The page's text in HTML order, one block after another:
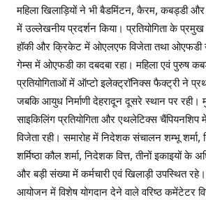
महिला खिलाड़ियों ने भी बैडमिंटन, कैरम, कबड्डी
में उल्लेखनीय प्रदर्शन किया। प्रतियोगिता के प्रमुख
हॉकी और क्रिकेट में ओएलएफ विजेता तथा ओएफडी
गेम्स में ओएफडी का दबदबा रहा। महिला एवं पुरुष
प्रतियोगिताओं में ऑप्टो इलेक्ट्रॉनिक्स फैक्ट्री ने
जबकि आयुध निर्माणी देहरादून दूसरे स्थान पर रही।
साइकिलिंग प्रतियोगिता और एथलेटिक्स चैंपियनशिप
विजेता रही। समारोह में निदेशक संचालन शम्भू
शर्मिष्ठा कौल शर्मा, निदेशक वित्त, तीनों इकाइयों के
और बड़ी संख्या में कर्मचारी एवं खिलाड़ी उपस्थित
आयोजन में विशेष योगदान देने वाले वरिष्ठ कमेंटेटर